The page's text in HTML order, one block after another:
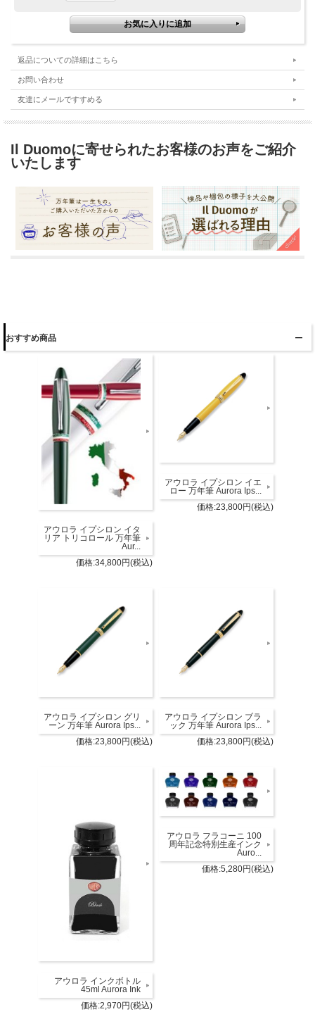
返品についての詳細はこちら
お問い合わせ
友達にメールですすめる
Il Duomoに寄せられたお客様のお声をご紹介
いたします
おすすめ商品
アウロラ イプシロン イタ
リア トリコロール 万年筆
Aur...
価格:34,800円(税込)
アウロラ イプシロン イエ
ロー 万年筆 Aurora Ips...
価格:23,800円(税込)
アウロラ イプシロン グリ
ーン 万年筆 Aurora Ips...
価格:23,800円(税込)
アウロラ イプシロン ブラ
ック 万年筆 Aurora Ips...
価格:23,800円(税込)
アウロラ インクボトル
45ml Aurora Ink
価格:2,970円(税込)
アウロラ フラコーニ 100
周年記念特別生産インク
Auro...
価格:5,280円(税込)